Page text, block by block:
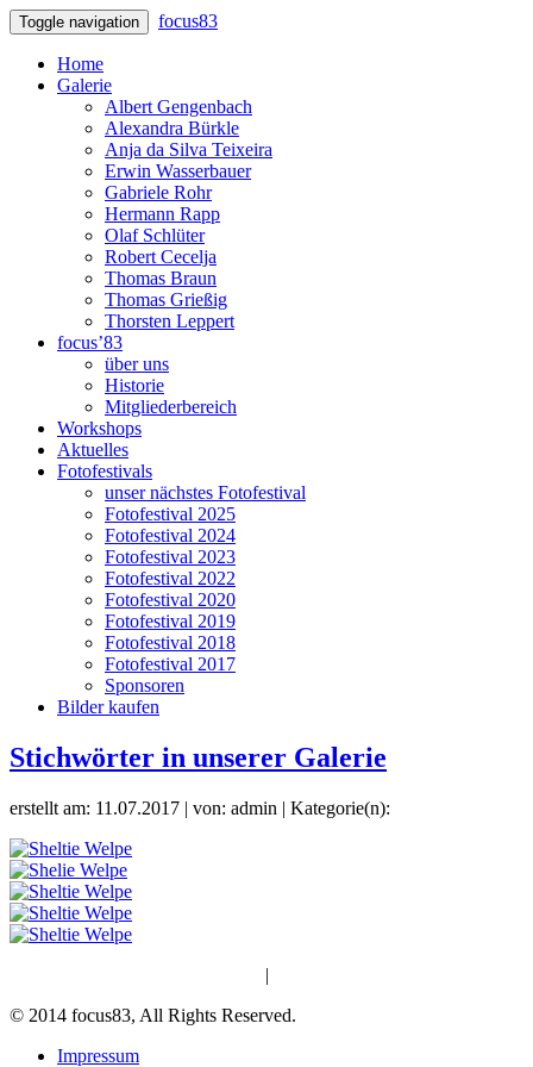
Toggle navigation focus83
Home
Galerie
Albert Gengenbach
Alexandra Bürkle
Anja da Silva Teixeira
Erwin Wasserbauer
Gabriele Rohr
Hermann Rapp
Olaf Schlüter
Robert Cecelja
Thomas Braun
Thomas Grießig
Thorsten Leppert
focus’83
über uns
Historie
Mitgliederbereich
Workshops
Aktuelles
Fotofestivals
unser nächstes Fotofestival
Fotofestival 2025
Fotofestival 2024
Fotofestival 2023
Fotofestival 2022
Fotofestival 2020
Fotofestival 2019
Fotofestival 2018
Fotofestival 2017
Sponsoren
Bilder kaufen
Stichwörter in unserer Galerie
erstellt am: 11.07.2017 | von: admin | Kategorie(n):
|
© 2014 focus83, All Rights Reserved.
Impressum